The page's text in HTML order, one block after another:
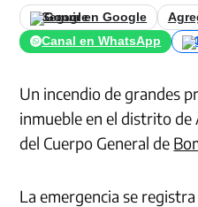
Seguir en Google
Canal en WhatsApp
Un incendio de grandes
inmueble en el distrito
del Cuerpo General de
La emergencia se